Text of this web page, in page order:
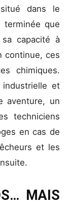
dans le
terminée que
capacité à
continue, ces
chimiques.
industrielle et
aventure, un
techniciens
en cas de
et les
MAIS